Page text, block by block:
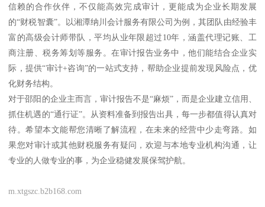
信赖的合作伙伴，不仅能高效完成审计，更能成为企业长期发展
的“财税智囊”。以湘潭纳川会计服务有限公司为例，其团队由经验丰
富的高级会计师带队，平均从业年限超过10年，涵盖代理记账、工
商注册、税务筹划等服务。在审计报告业务中，他们能结合企业实
际，提供“审计+咨询”的一站式支持，帮助企业提前发现风险点，优
化财务结构。
对于邵阳的企业主而言，审计报告不是“麻烦”，而是企业建立信用、
抓住机遇的“通行证”。从资料准备到报告出具，每一步都值得认真对
待。希望本文能帮您清晰了解流程，在未来的经营中少走弯路。如
果您对审计或其他财税服务有疑问，欢迎与本地专业机构沟通，让
专业的人做专业的事，为企业稳健发展保驾护航。
m.xtgszc.b2b168.com